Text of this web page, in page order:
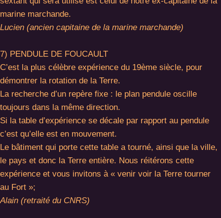
marine marchande.
Lucien (ancien capitaine de la marine marchande)
7) PENDULE DE FOUCAULT
C’est la plus célèbre expérience du 19ème siècle, pour
démontrer la rotation de la Terre.
La recherche d’un repère fixe : le plan pendule oscille
toujours dans la même direction.
Si la table d’expérience se décale par rapport au pendule
c’est qu’elle est en mouvement.
Le bâtiment qui porte cette table a tourné, ainsi que la ville,
le pays et donc la Terre entière. Nous réitérons cette
expérience et vous invitons à « venir voir la Terre tourner
au Fort »;
Alain (retraité du CNRS)